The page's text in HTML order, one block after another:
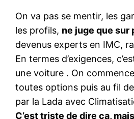
On va pas se mentir, les
les profils, ne juge que sur
devenus experts en IMC,
En termes d’exigences,
une voiture . On
toutes options puis au fil
par la Lada avec
C’est triste de dire ça,